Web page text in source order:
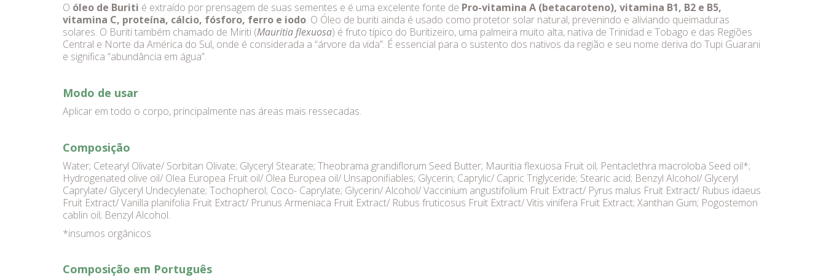
O óleo de Buriti é extraído por prensagem de suas sementes e é uma excelente fonte de Pro-vitamina A (betacaroteno), vitamina B1, B2 e B5,
vitamina C, proteína, cálcio, fósforo, ferro e iodo. O Óleo de buriti ainda é usado como protetor solar natural, prevenindo e aliviando queimaduras
solares. O Buriti também chamado de Miriti (Mauritia flexuosa) é fruto típico do Buritizeiro, uma palmeira muito alta, nativa de Trinidad e Tobago e das Regiões
Central e Norte da América do Sul, onde é considerada a “árvore da vida”. É essencial para o sustento dos nativos da região e seu nome deriva do Tupi Guarani
e significa “abundância em água”.
Modo de usar
Aplicar em todo o corpo, principalmente nas áreas mais ressecadas.
Composição
Water; Cetearyl Olivate/ Sorbitan Olivate; Glyceryl Stearate; Theobrama grandiflorum Seed Butter; Mauritia flexuosa Fruit oil; Pentaclethra macroloba Seed oil*;
Hydrogenated olive oil/ Olea Europea Fruit oil/ Olea Europea oil/ Unsaponifiables; Glycerin; Caprylic/ Capric Triglyceride; Stearic acid; Benzyl Alcohol/ Glyceryl
Caprylate/ Glyceryl Undecylenate; Tochopherol; Coco- Caprylate; Glycerin/ Alcohol/ Vaccinium angustifolium Fruit Extract/ Pyrus malus Fruit Extract/ Rubus idaeus
Fruit Extract/ Vanilla planifolia Fruit Extract/ Prunus Armeniaca Fruit Extract/ Rubus fruticosus Fruit Extract/ Vitis vinífera Fruit Extract; Xanthan Gum; Pogostemon
cablin oil; Benzyl Alcohol.
*insumos orgânicos
Composição em Português